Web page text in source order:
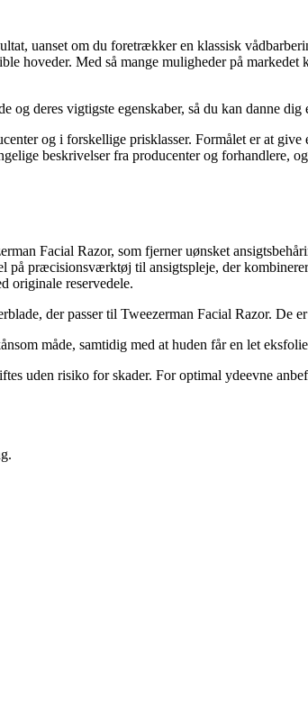
uanset om du foretrækker en klassisk
hoveder. Med så mange muligheder på
og deres vigtigste egenskaber, så du kan danne
og i forskellige prisklasser. Formålet er at
beskrivelser fra producenter og forhandlere,
Facial Razor, som fjerner uønsket
på præcisionsværktøj til ansigtspleje, der
originale reservedele.
der passer til Tweezerman Facial Razor. De
måde, samtidig med at huden får en let
uden risiko for skader. For optimal ydeevne